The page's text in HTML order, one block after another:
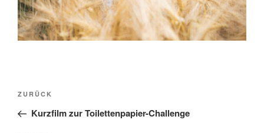
Beitragsnavigation
Vorheriger
Beitrag
ZURÜCK
Kurzfilm zur Toilettenpapier-Challenge